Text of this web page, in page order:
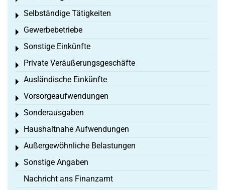
Selbständige Tätigkeiten
Toggle menu
Gewerbebetriebe
Toggle menu
Sonstige Einkünfte
Toggle menu
Private Veräußerungsgeschäfte
Toggle menu
Ausländische Einkünfte
Toggle menu
Vorsorgeaufwendungen
Toggle menu
Sonderausgaben
Toggle menu
Haushaltnahe Aufwendungen
Toggle menu
Außergewöhnliche Belastungen
Toggle menu
Sonstige Angaben
Toggle menu
Nachricht ans Finanzamt